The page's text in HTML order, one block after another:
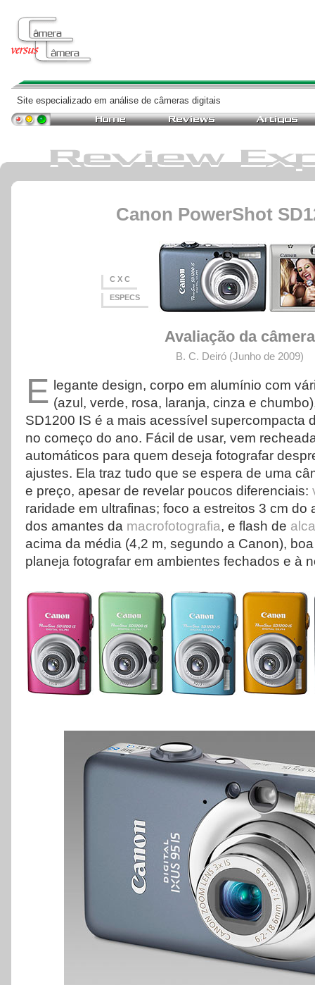
Site especializado em análise de câmeras digitais
Canon PowerShot
C X C
ESPECS
Avaliação da câmera
B. C. Deiró (Junho de 2009)
E legante design, corpo em alumínio com
(azul, verde, rosa, laranja, cinza e
SD1200 IS é a mais acessível supercompacta
no começo do ano. Fácil de usar, vem
automáticos para quem deseja fotografar
ajustes. Ela traz tudo que se espera de uma
e preço, apesar de revelar poucos diferenciais:
raridade em ultrafinas; foco a estreitos 3 cm do
dos amantes da macrofotografia, e flash de
acima da média (4,2 m, segundo a Canon),
planeja fotografar em ambientes fechados e à